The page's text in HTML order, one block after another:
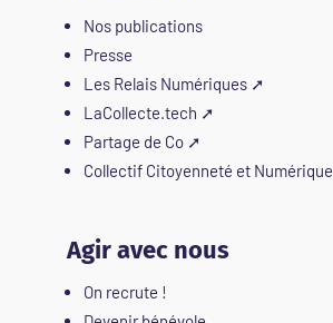
Nos publications
Presse
Les Relais Numériques➚
LaCollecte.tech ➚
Partage de Co➚
Collectif Citoyenneté et Numérique
Agir avec nous
On recrute !